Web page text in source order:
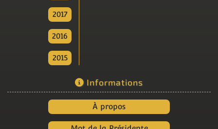
2017
2016
2015
Informations
À propos